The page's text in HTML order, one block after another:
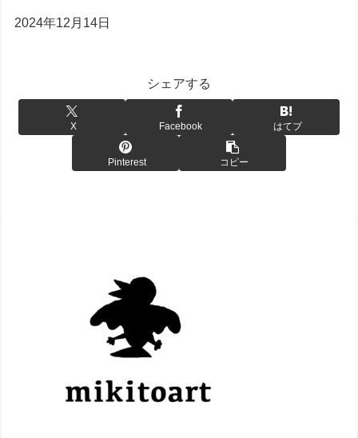
2024年12月14日
シェアする
X Facebook はてブ
Pinterest コピー